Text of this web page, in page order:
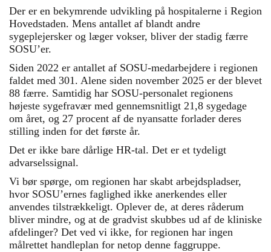
Der er en bekymrende udvikling på hospitalerne i Region
Hovedstaden. Mens antallet af blandt andre
sygeplejersker og læger vokser, bliver der stadig færre
SOSU’er.
Siden 2022 er antallet af SOSU-medarbejdere i regionen
faldet med 301. Alene siden november 2025 er der blevet
88 færre. Samtidig har SOSU-personalet regionens
højeste sygefravær med gennemsnitligt 21,8 sygedage
om året, og 27 procent af de nyansatte forlader deres
stilling inden for det første år.
Det er ikke bare dårlige HR-tal. Det er et tydeligt
advarselssignal.
Vi bør spørge, om regionen har skabt arbejdspladser,
hvor SOSU’ernes faglighed ikke anerkendes eller
anvendes tilstrækkeligt. Oplever de, at deres råderum
bliver mindre, og at de gradvist skubbes ud af de kliniske
afdelinger? Det ved vi ikke, for regionen har ingen
målrettet handleplan for netop denne faggruppe.